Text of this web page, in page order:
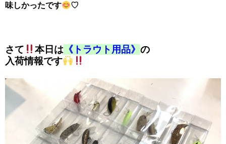
味しかったです
♡
さて 本日は 《トラウト用品》の
入荷情報です